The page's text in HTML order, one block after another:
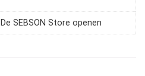
De SEBSON Store openen